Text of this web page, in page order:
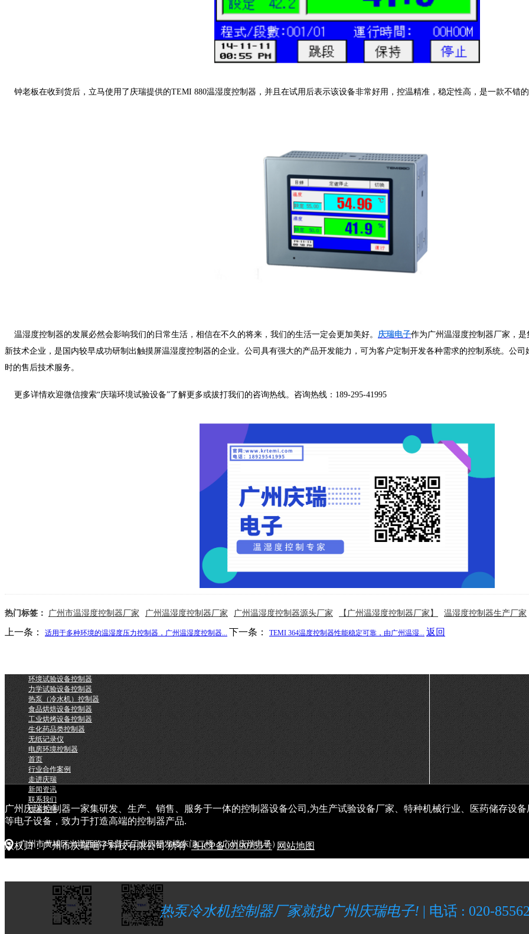
钟老板在收到货后，立马使用了庆瑞提供的TEMI 880温湿度控制器，并且在试用后表示该设备非常好用，控温精准，稳定性高，是一款不错的
温湿度控制器的发展必然会影响我们的日常生活，相信在不久的将来，我们的生活一定会更加美好。 庆瑞电子作为广州温湿度控制器厂家，
新技术企业，是国内较早成功研制出触摸屏温湿度控制器的企业。公司具有强大的产品开发能力，可为客户定制开发各种需求的控制系统。公
时的售后技术服务。
更多详情欢迎微信搜索“庆瑞环境试验设备”了解更多或拔打我们的咨询热线。咨询热线：189-295-41995
热门标签： 广州市温湿度控制器厂家 广州温湿度控制器厂家 广州温湿度控制器源头厂家 【广州温湿度控制器厂家】 温湿度控制器生产厂家
上一条： 适用于多种环境的温湿度压力控制器，广州温湿度控制器... 下一条： TEMI 364温度控制器性能稳定可靠，由广州温湿... 返回
环境试验设备控制器
力学试验设备控制器
热泵（冷水机）控制器
食品烘焙设备控制器
工业烘烤设备控制器
生化药品类控制器
无纸记录仪
电房环境控制器
首页
行业合作案例
走进庆瑞
新闻资讯
联系我们
技术支持
广州市黄埔区光谱西路3号普天工业园研发楼东门二楼（广州庆瑞电子）
广州庆瑞控制器一家集研发、生产、销售、服务于一体的控制器设备公司,为生产试验设备厂家、特种机械行业、医药储存设
等电子设备，致力于打造高端的控制器产品.
版权归：广州市庆瑞电子科技有限公司 所有粤ICP备09190755号 网站地图
热泵冷水机控制器厂家就找广州庆瑞电子! | 电话 : 020-